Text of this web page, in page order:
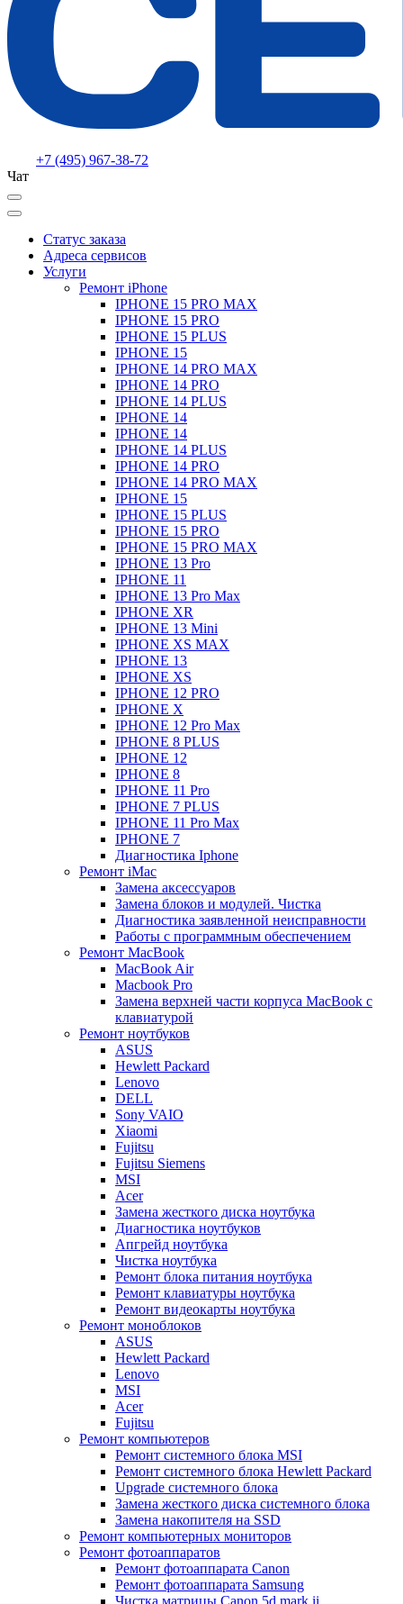
+7 (495) 967-38-72
Чат
Статус заказа
Адреса сервисов
Услуги
Ремонт iPhone
IPHONE 15 PRO MAX
IPHONE 15 PRO
IPHONE 15 PLUS
IPHONE 15
IPHONE 14 PRO MAX
IPHONE 14 PRO
IPHONE 14 PLUS
IPHONE 14
IPHONE 14
IPHONE 14 PLUS
IPHONE 14 PRO
IPHONE 14 PRO MAX
IPHONE 15
IPHONE 15 PLUS
IPHONE 15 PRO
IPHONE 15 PRO MAX
IPHONE 13 Pro
IPHONE 11
IPHONE 13 Pro Max
IPHONE XR
IPHONE 13 Mini
IPHONE XS MAX
IPHONE 13
IPHONE XS
IPHONE 12 PRO
IPHONE X
IPHONE 12 Pro Max
IPHONE 8 PLUS
IPHONE 12
IPHONE 8
IPHONE 11 Pro
IPHONE 7 PLUS
IPHONE 11 Pro Max
IPHONE 7
Диагностика Iphone
Ремонт iMac
Замена аксессуаров
Замена блоков и модулей. Чистка
Диагностика заявленной неисправности
Работы с программным обеспечением
Ремонт MacBook
MacBook Air
Macbook Pro
Замена верхней части корпуса MacBook с
клавиатурой
Ремонт ноутбуков
ASUS
Hewlett Packard
Lenovo
DELL
Sony VAIO
Xiaomi
Fujitsu
Fujitsu Siemens
MSI
Acer
Замена жесткого диска ноутбука
Диагностика ноутбуков
Апгрейд ноутбука
Чистка ноутбука
Ремонт блока питания ноутбука
Ремонт клавиатуры ноутбука
Ремонт видеокарты ноутбука
Ремонт моноблоков
ASUS
Hewlett Packard
Lenovo
MSI
Acer
Fujitsu
Ремонт компьютеров
Ремонт системного блока MSI
Ремонт системного блока Hewlett Packard
Upgrade системного блока
Замена жесткого диска системного блока
Замена накопителя на SSD
Ремонт компьютерных мониторов
Ремонт фотоаппаратов
Ремонт фотоаппарата Canon
Ремонт фотоаппарата Samsung
Чистка матрицы Canon 5d mark ii